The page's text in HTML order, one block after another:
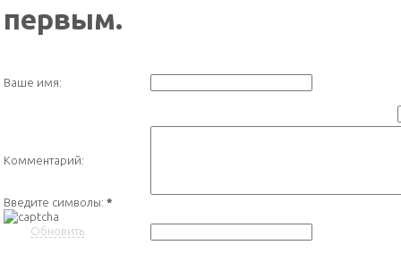
первым.
Ваше имя:
Комментарий:
Введите символы: *
Обновить